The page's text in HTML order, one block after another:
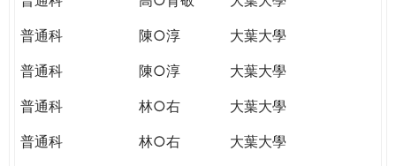
普通科
陳○淳
大葉大學
普通科
陳○淳
大葉大學
普通科
林○右
大葉大學
普通科
林○右
大葉大學